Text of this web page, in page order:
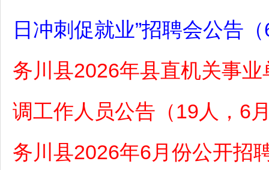
日冲刺促就业”招聘会公告
务川县2026年县直机关事
调工作人员公告（19人，6
务川县2026年6月份公开招